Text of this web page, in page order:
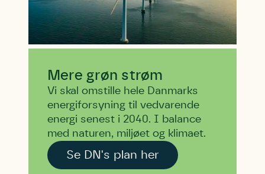
Mere grøn strøm
Vi skal omstille hele Danmarks
energiforsyning til vedvarende
energi senest i 2040. I balance
med naturen, miljøet og klimaet.
Se DN's plan her